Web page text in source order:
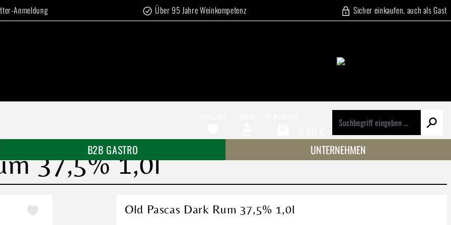
Anmeldung Über 95 Jahre Weinkompetenz Sicher einkaufen, auch als Gast
Warenkorb enthält 0 Positionen. Der Gesamtwert
B2B GASTRO UNTERNEHMEN
37,5% 1,0l
Old Pascas Dark Rum 37,5% 1,0l